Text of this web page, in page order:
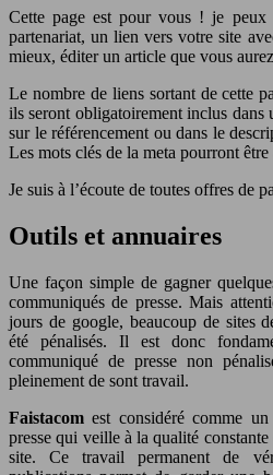
Cette page est pour vous ! je peux
partenariat, un lien vers votre site
mieux, éditer un article que vous
Le nombre de liens sortant de cette
ils seront obligatoirement inclus dans
sur le référencement ou dans le
Les mots clés de la meta pourront
Je suis à l’écoute de toutes offres de
Outils et annuaires
Une façon simple de gagner
communiqués de presse. Mais
jours de google, beaucoup de sites
été pénalisés. Il est donc
communiqué de presse non
pleinement de sont travail.
Faistacom est considéré comme
presse qui veille à la qualité
site. Ce travail permanent de